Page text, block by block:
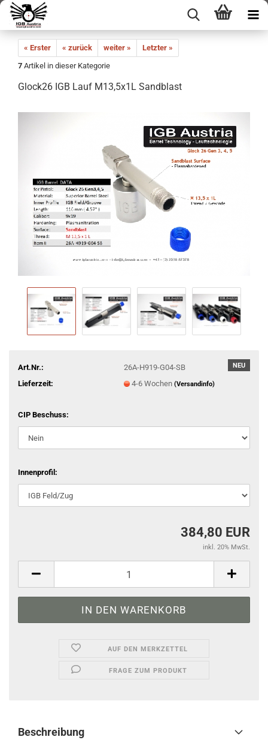
« Erster « zurück weiter »
Letzter »
7 Artikel in dieser Kategorie
Glock26 IGB Lauf M13,5x1L Sandblast
NEU
Art.Nr.:
26A-H919-G04-SB
Lieferzeit:
4-6 Wochen (Versandinfo)
CIP Beschuss:
Innenprofil:
384,80 EUR
inkl. 20% MwSt.
AUF DEN MERKZETTEL
FRAGE ZUM PRODUKT
Beschreibung